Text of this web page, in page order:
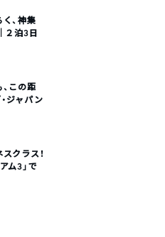
、神集
２泊3日
この距
ジャパン
クラス！
ム3」で